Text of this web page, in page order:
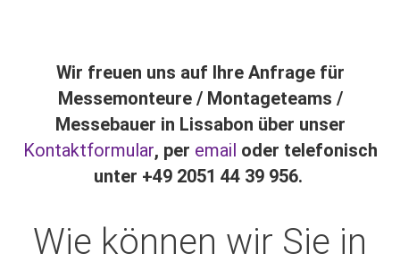
Wir freuen uns auf Ihre Anfrage für
Messemonteure / Montageteams /
Messebauer in Lissabon über unser
Kontaktformular, per email oder telefonisch
unter +49 2051 44 39 956.
Wie können wir Sie in